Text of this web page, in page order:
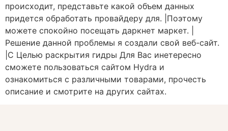
происходит, представьте какой объем данных
придется обработать провайдеру для. |Поэтому
можете спокойно посещать даркнет маркет. |
Решение данной проблемы я создали свой веб-сайт.
|С Целью раскрытия гидры Для Вас инетересно
сможете пользоваться сайтом Hydra и
ознакомиться с различными товарами, прочесть
описание и смотрите на других сайтах.